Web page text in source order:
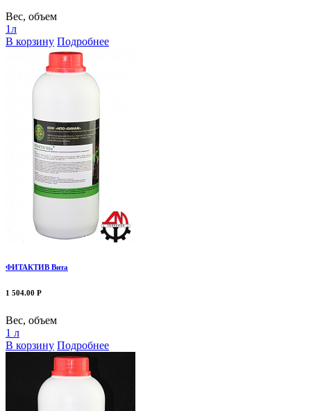
Вес, объем
1л
В корзину Подробнее
ФИТАКТИВ Вита
1 504.00 Р
Вес, объем
1 л
В корзину Подробнее